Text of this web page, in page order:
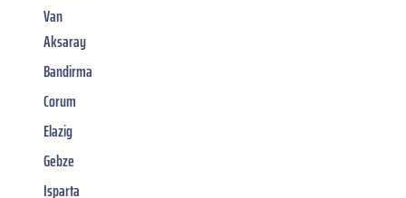
Van
Aksaray
Bandirma
Corum
Elazig
Gebze
Isparta